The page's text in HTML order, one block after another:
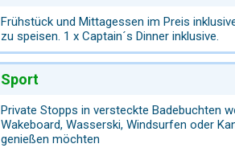
Frühstück und Mittagessen im Preis
zu speisen. 1 x Captain´s Dinner inklusive.
Sport
Private Stopps in versteckte Badebuchten
Wakeboard, Wasserski, Windsurfen oder
genießen möchten